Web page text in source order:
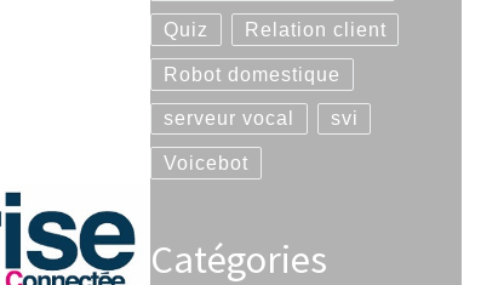
Quiz Relation client
Robot domestique
serveur vocal svi
Voicebot
Catégories